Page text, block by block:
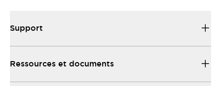
Support
Ressources et documents